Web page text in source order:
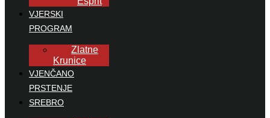
VJERSKI
PROGRAM
Zlatne
Krunice
VJENČANO
PRSTENJE
SREBRO